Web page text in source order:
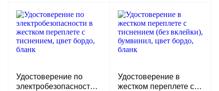
Удостоверение по
электробезопасности в
Удостоверение в
жестком переплете с